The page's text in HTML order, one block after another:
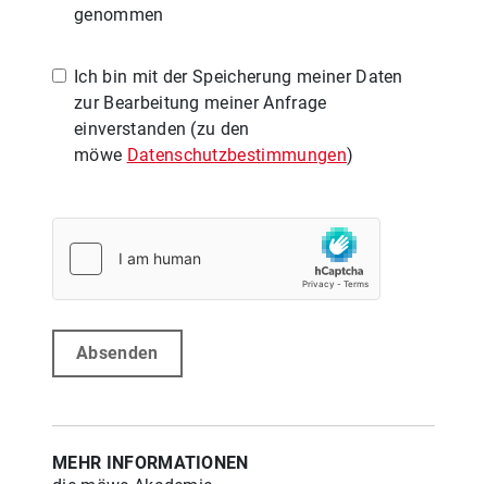
genommen
Ich bin mit der Speicherung meiner Daten
zur Bearbeitung meiner Anfrage
einverstanden (zu den
möwe Datenschutzbestimmungen)
Absenden
MEHR INFORMATIONEN